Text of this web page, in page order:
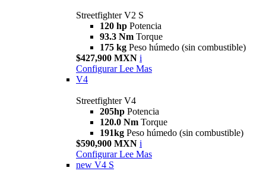
Streetfighter V2 S
120 hp Potencia
93.3 Nm Torque
175 kg Peso húmedo (sin combustible)
$427,900 MXN i
Configurar Lee Mas
V4
Streetfighter V4
205hp Potencia
120.0 Nm Torque
191kg Peso húmedo (sin combustible)
$590,900 MXN i
Configurar Lee Mas
new V4 S